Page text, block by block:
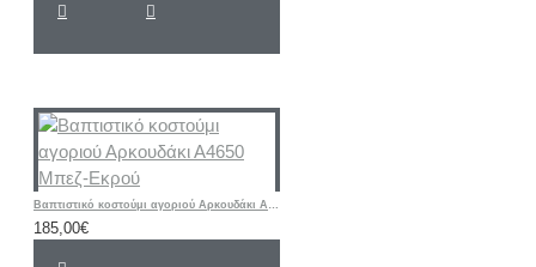
Bαπτιστικό κοστούμι αγοριού Αρκουδάκι Α4650 Μπεζ-Εκρού
185,00€